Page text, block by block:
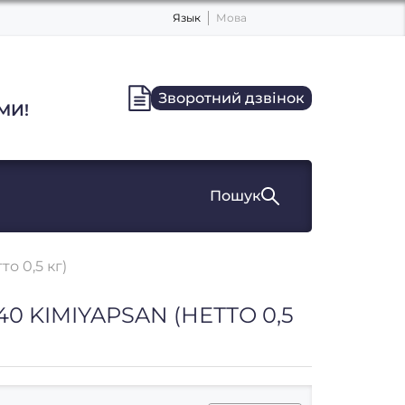
Язык Мова
Зворотний дзвінок
Пошук
0,5 кг)
KIMIYAPSAN (НЕТТО 0,5